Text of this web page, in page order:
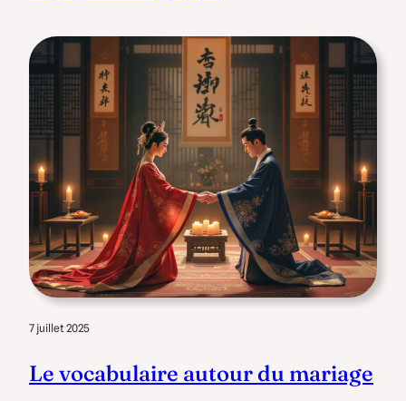
7 juillet 2025
Le vocabulaire autour du mariage